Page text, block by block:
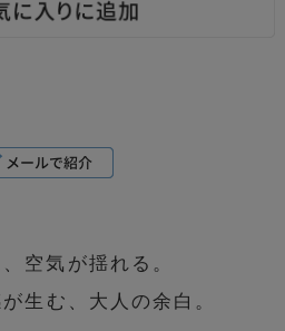
空気が揺れる。
生む、大人の余白。